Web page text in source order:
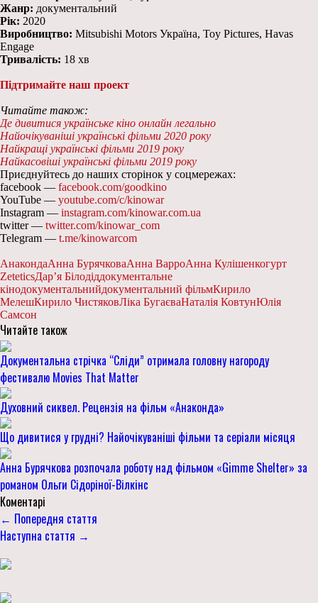
Жанр: документальний
Рік: 2020
Виробництво: Mitsubishi Motors Україна, Toy Pictures, Havas
Engage
Тривалість: 18 хв
Підтримайте наш проект
Читайте також:
Де дивитися українське кіно онлайн легально
Найочікуваніші українські фільми 2020 року
Найкращі українські фільми 2019 року
Найкасовіші українські фільми 2019 року
Приєднуйтесь до наших сторінок у соцмережах:
facebook — facebook.com/goodkino
YouTube — youtube.com/c/kinowar
Instagram — instagram.com/kinowar.com.ua
twitter — twitter.com/kinowar_com
Telegram — t.me/kinowarcom
АнакондаАнна БурячковаАнна ВарроАнна Кулішенкогурт
ZeteticsДар’я Білодіддокументальне
кінодокументальнийдокументальний фільмКирило
МелешКирило ЧистяковЛіка БугаєваНаталія КовтунЮлія
Самсон
Читайте також
Документальна стрічка “Сліди” отримала головну нагороду
фестивалю Movies That Matter
Духовний сиквел. Рецензія на фільм «Анаконда»
Що дивитися у грудні? Найочікуваніші фільми та серіали місяця
Анна Бурячкова розпочала роботу над фільмом «Gimme Shelter» за
романом Ольги Сідоріної-Вілкінс
Коментарі
← Попередня стаття
Наступна стаття →